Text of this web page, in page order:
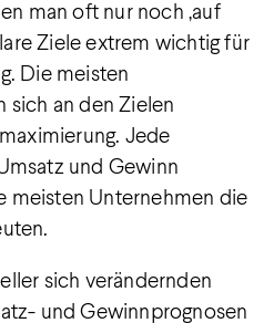
man oft nur noch ‚auf
Ziele extrem wichtig für
Die meisten
sich an den Zielen
Jede
und Gewinn
meisten Unternehmen die
sich verändernden
und Gewinnprognosen